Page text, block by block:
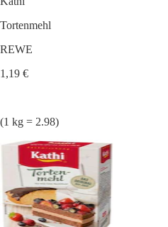
Tortenmehl
REWE
1,19 €
(1 kg = 2.98)